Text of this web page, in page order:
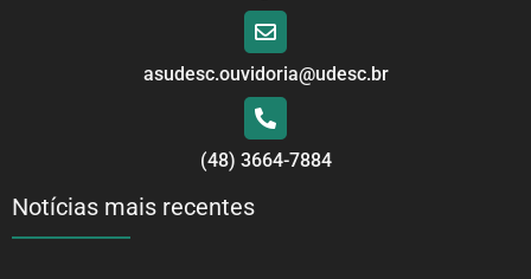
asudesc.ouvidoria@udesc.br
(48) 3664-7884
Notícias mais recentes